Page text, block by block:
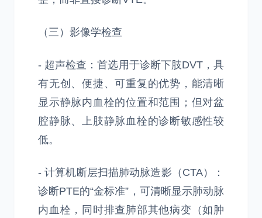
（三）影像学检查
- 超声检查：首选用于诊断下肢DVT，具
有无创、便捷、可重复的优势，能清晰
显示静脉内血栓的位置和范围；但对盆
腔静脉、上肢静脉血栓的诊断敏感性较
低。
- 计算机断层扫描肺动脉造影（CTA）：
诊断PTE的“金标准”，可清晰显示肺动脉
内血栓，同时排查肺部其他病变（如肿